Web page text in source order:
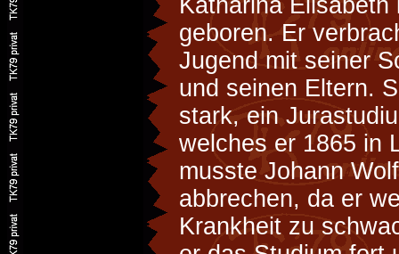
Katharina
geboren. Er
Jugend mit seiner
und seinen Eltern.
stark, ein
welches er 1865 in
musste Johann
abbrechen, da er
Krankheit zu